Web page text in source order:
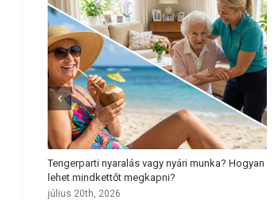
Tengerparti nyaralás vagy nyári munka? Hogyan
lehet mindkettőt megkapni?
július 20th, 2026